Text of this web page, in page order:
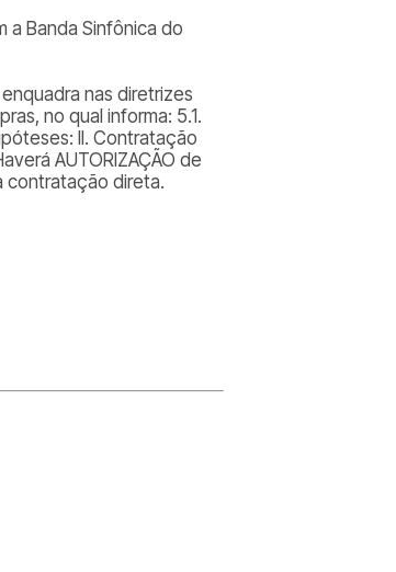
a Banda Sinfônica do
nas diretrizes
no qual informa: 5.1.
II. Contratação
AUTORIZAÇÃO de
contratação direta.